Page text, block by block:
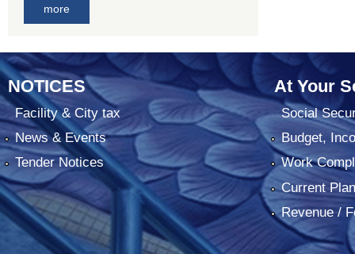
more
NOTICES
Facility & City tax
News & Events
Tender Notices
At Your
Social
Budget,
Work
Current Plan
Revenue /